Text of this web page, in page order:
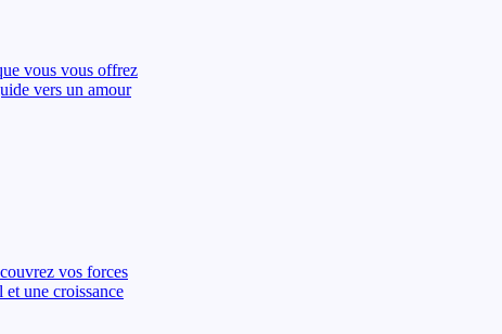
vous vous offrez
vers un amour
vos forces
une croissance